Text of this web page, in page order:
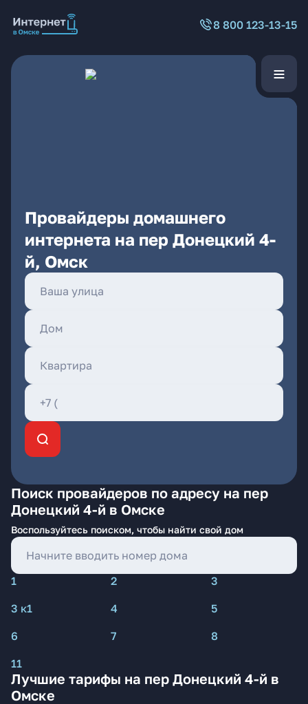
8 800 123-13-15
Провайдеры домашнего
интернета на пер Донецкий 4-
й, Омск
Поиск провайдеров по адресу на пер
Донецкий 4-й в Омске
Воспользуйтесь поиском, чтобы найти свой дом
1 2
3
3 к1
4
5
6
7
8
11
Лучшие тарифы на пер Донецкий 4-й в
Омске